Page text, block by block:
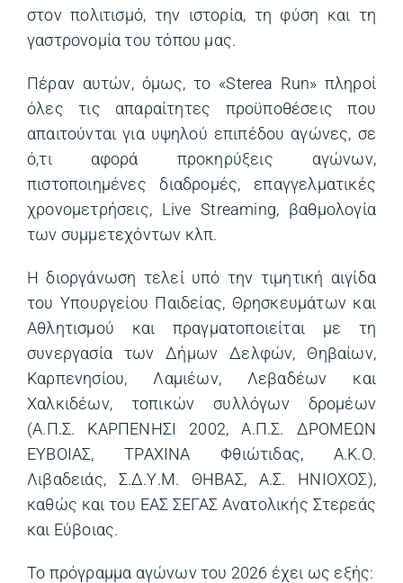
στον πολιτισμό, την ιστορία, τη φύση και τη
γαστρονομία του τόπου μας.
Πέραν αυτών, όμως, το «Sterea Run» πληροί
όλες τις απαραίτητες προϋποθέσεις που
απαιτούνται για υψηλού επιπέδου αγώνες, σε
ό,τι αφορά προκηρύξεις αγώνων,
πιστοποιημένες διαδρομές, επαγγελματικές
χρονομετρήσεις, Live Streaming, βαθμολογία
των συμμετεχόντων κλπ.
Η διοργάνωση τελεί υπό την τιμητική αιγίδα
του Υπουργείου Παιδείας, Θρησκευμάτων και
Αθλητισμού και πραγματοποιείται με τη
συνεργασία των Δήμων Δελφών, Θηβαίων,
Καρπενησίου, Λαμιέων, Λεβαδέων και
Χαλκιδέων, τοπικών συλλόγων δρομέων
(Α.Π.Σ. ΚΑΡΠΕΝΗΣΙ 2002, Α.Π.Σ. ΔΡΟΜΕΩΝ
ΕΥΒΟΙΑΣ, ΤΡΑΧΙΝΑ Φθιώτιδας, Α.Κ.Ο.
Λιβαδειάς, Σ.Δ.Υ.Μ. ΘΗΒΑΣ, Α.Σ. ΗΝΙΟΧΟΣ),
καθώς και του ΕΑΣ ΣΕΓΑΣ Ανατολικής Στερεάς
και Εύβοιας.
Το πρόγραμμα αγώνων του 2026 έχει ως εξής: